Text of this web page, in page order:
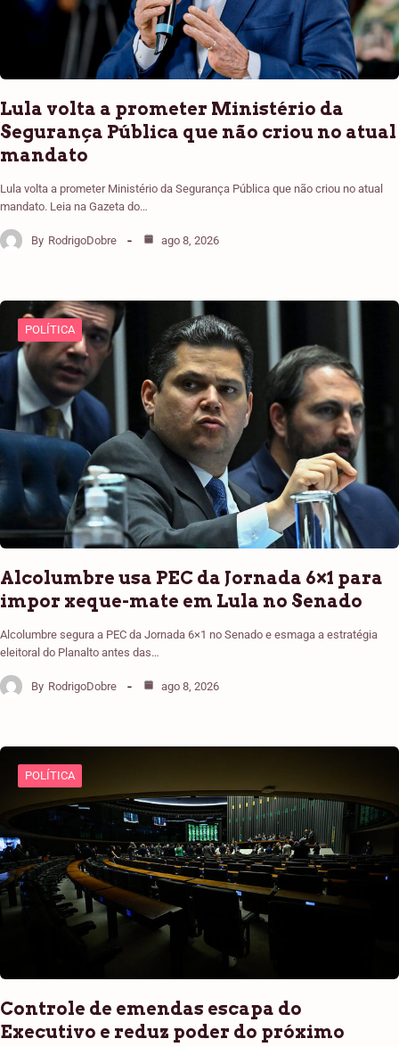
Lula volta a prometer Ministério da
Segurança Pública que não criou no atual
mandato
Lula volta a prometer Ministério da Segurança Pública que não criou no atual
mandato. Leia na Gazeta do…
By RodrigoDobre ago 8, 2026
POLÍTICA
Alcolumbre usa PEC da Jornada 6×1 para
impor xeque-mate em Lula no Senado
Alcolumbre segura a PEC da Jornada 6×1 no Senado e esmaga a estratégia
eleitoral do Planalto antes das…
By RodrigoDobre ago 8, 2026
POLÍTICA
Controle de emendas escapa do
Executivo e reduz poder do próximo